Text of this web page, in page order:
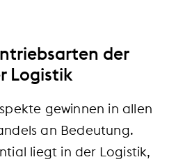
der
Logistik
gewinnen in allen
an Bedeutung.
liegt in der Logistik,